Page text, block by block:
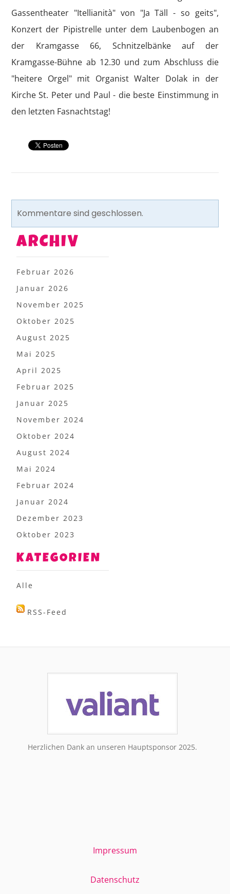
Gassentheater "Itellianità" von "Ja Täll - so geits",
Konzert der Pipistrelle unter dem Laubenbogen an
der Kramgasse 66, Schnitzelbänke auf der
Kramgasse-Bühne ab 12.30 und zum Abschluss die
"heitere Orgel" mit Organist Walter Dolak in der
Kirche St. Peter und Paul - die beste Einstimmung in
den letzten Fasnachtstag!
Kommentare sind geschlossen.
ARCHIV
Februar 2026
Januar 2026
November 2025
Oktober 2025
August 2025
Mai 2025
April 2025
Februar 2025
Januar 2025
November 2024
Oktober 2024
August 2024
Mai 2024
Februar 2024
Januar 2024
Dezember 2023
Oktober 2023
KATEGORIEN
Alle
RSS-Feed
Herzlichen Dank an unseren Hauptsponsor 2025.
Impressum
Datenschutz